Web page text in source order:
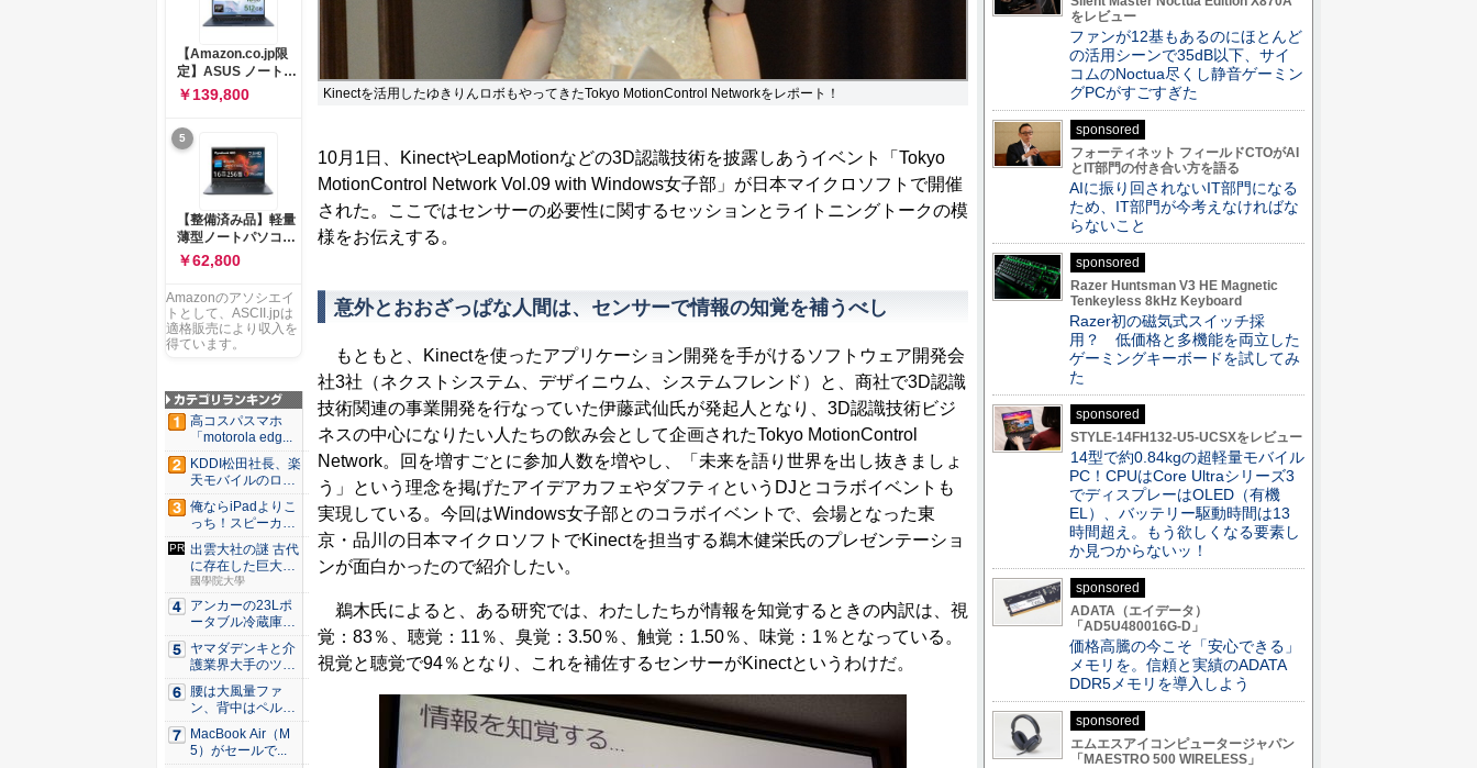
Kinectを活用したゆきりんロボもやってきたTokyo MotionControl Networkをレポート！
10月1日、KinectやLeapMotionなどの3D認識技術を披露しあうイベント「Tokyo
MotionControl Network Vol.09 with Windows女子部」が日本マイクロソフトで開催
された。ここではセンサーの必要性に関するセッションとライトニングトークの模
様をお伝えする。
意外とおおざっぱな人間は、センサーで情報の知覚を補うべし
もともと、Kinectを使ったアプリケーション開発を手がけるソフトウェア開発会
社3社（ネクストシステム、デザイニウム、システムフレンド）と、商社で3D認識
技術関連の事業開発を行なっていた伊藤武仙氏が発起人となり、3D認識技術ビジ
ネスの中心になりたい人たちの飲み会として企画されたTokyo MotionControl
Network。回を増すごとに参加人数を増やし、「未来を語り世界を出し抜きましょ
う」という理念を掲げたアイデアカフェやダフティというDJとコラボイベントも
実現している。今回はWindows女子部とのコラボイベントで、会場となった東
京・品川の日本マイクロソフトでKinectを担当する鵜木健栄氏のプレゼンテーショ
ンが面白かったので紹介したい。
鵜木氏によると、ある研究では、わたしたちが情報を知覚するときの内訳は、視
覚：83％、聴覚：11％、臭覚：3.50％、触覚：1.50％、味覚：1％となっている。
視覚と聴覚で94％となり、これを補佐するセンサーがKinectというわけだ。
Microsoft 365 試用
版 Windows11 バッ
テリー駆動12.6時間
重量1.39kg ルナグレ
ー 83K9003JJP ノー
トPC
【Amazon.co.jp限
定】ASUS ノートパ
ソコン Vivobook 15
M1502NAQ 15.6イ
ンチ AMD Ryzen 7
170 メモリ16GB
SSD 512GB
Microsoft 365
Personal (24か月版)
搭載 Windows 11 重
量1.7kg Wi-Fi 6E ク
ワイエットブルー
M1502NAQ-
￥139,800
5
【整備済み品】軽量
薄型ノートパソコン
dynabook G83 ■
13.3型
FHD(1920x1080) -
高性能第11世代Core
i5-1135G7 - メモリ
16GB - SSD 256GB
USB Type-C - MS
Office 2021 - Win11
搭載
￥62,800
Amazonのアソシエイ
トとして、ASCII.jpは
適格販売により収入を
得ています。
高コスパスマホ
「motorola edg...
KDDI松田社長、楽
天モバイルのロー
ミン...
俺ならiPadよりこ
っち！スピーカー
9個...
出雲大社の謎 古代
に存在した巨大神
殿のル...
國學院大學
アンカーの23Lポ
ータブル冷蔵庫が
Ama...
ヤマダデンキと介
護業界大手のツク
イが協業...
腰は大風量ファ
ン、背中はペルチ
ェ冷却。ダ...
MacBook Air（M
5）がセールで...
をレビュー
ファンが12基もあるのにほとんど
の活用シーンで35dB以下、サイ
コムのNoctua尽くし静音ゲーミン
グPCがすごすぎた
sponsored
フォーティネット フィールドCTOがAI
とIT部門の付き合い方を語る
AIに振り回されないIT部門になる
ため、IT部門が今考えなければな
らないこと
sponsored
Razer Huntsman V3 HE Magnetic
Tenkeyless 8kHz Keyboard
Razer初の磁気式スイッチ採
用？ 低価格と多機能を両立した
ゲーミングキーボードを試してみ
た
sponsored
STYLE-14FH132-U5-UCSXをレビュー
14型で約0.84kgの超軽量モバイル
PC！CPUはCore Ultraシリーズ3
でディスプレーはOLED（有機
EL）、バッテリー駆動時間は13
時間超え。もう欲しくなる要素し
か見つからないッ！
sponsored
ADATA（エイデータ）
「AD5U480016G-D」
価格高騰の今こそ「安心できる」
メモリを。信頼と実績のADATA
DDR5メモリを導入しよう
sponsored
エムエスアイコンピュータージャパン
「MAESTRO 500 WIRELESS」